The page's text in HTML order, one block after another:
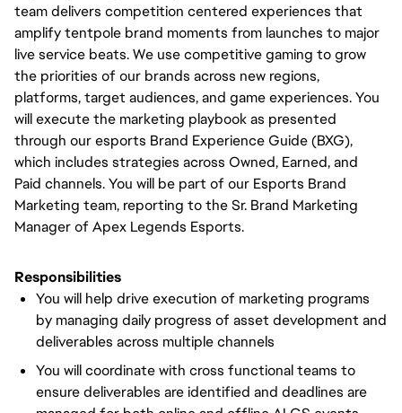
team delivers competition centered experiences that
amplify tentpole brand moments from launches to major
live service beats. We use competitive gaming to grow
the priorities of our brands across new regions,
platforms, target audiences, and game experiences. You
will execute the marketing playbook as presented
through our esports Brand Experience Guide (BXG),
which includes strategies across Owned, Earned, and
Paid channels. You will be part of our Esports Brand
Marketing team, reporting to the Sr. Brand Marketing
Manager of Apex Legends Esports.
Responsibilities
You will help drive execution of marketing programs
by managing daily progress of asset development and
deliverables across multiple channels
You will coordinate with cross functional teams to
ensure deliverables are identified and deadlines are